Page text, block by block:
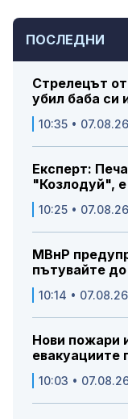
ПОСЛЕДНИ
Стрелецът
убил баба
10:35 • 07.08.26
Експерт:
"Козлодуй",
10:25 • 07.08.26
МВнР
пътувайте
10:14 • 07.08.26
Нови пожари
евакуациите
10:03 •